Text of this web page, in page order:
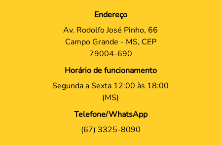
Endereço
Av. Rodolfo José Pinho, 66
Campo Grande - MS, CEP
79004-690
Horário de funcionamento
Segunda a Sexta 12:00 às 18:00
(MS)
Telefone/WhatsApp
(67) 3325-8090